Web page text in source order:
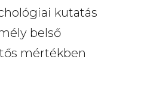
kutatás
belső
mértékben